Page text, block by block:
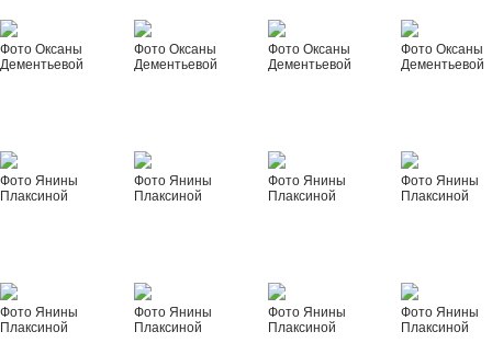
Фото Оксаны
Дементьевой
Фото Оксаны
Дементьевой
Фото Оксаны
Дементьевой
Фото Оксаны
Дементьевой
Фото Янины
Плаксиной
Фото Янины
Плаксиной
Фото Янины
Плаксиной
Фото Янины
Плаксиной
Фото Янины
Плаксиной
Фото Янины
Плаксиной
Фото Янины
Плаксиной
Фото Янины
Плаксиной